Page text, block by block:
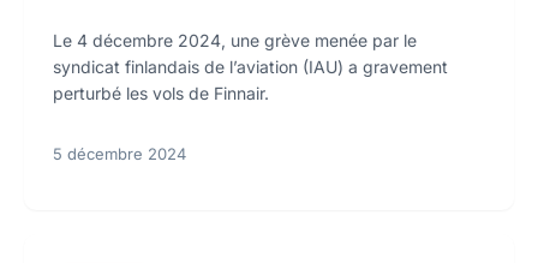
Le 4 décembre 2024, une grève menée par le
syndicat finlandais de l’aviation (IAU) a gravement
perturbé les vols de Finnair.
5 décembre 2024